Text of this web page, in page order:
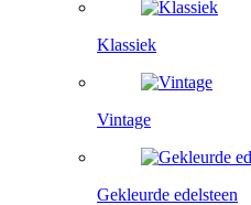
Klassiek
Vintage
Gekleurde edelsteen